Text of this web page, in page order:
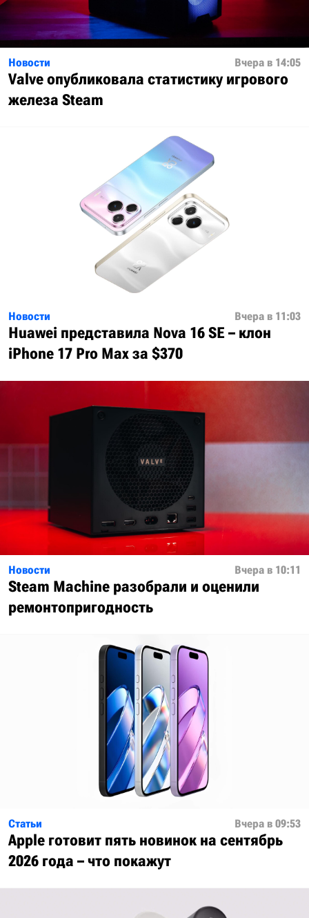
Новости Вчера в 14:05
Valve опубликовала статистику игрового
железа Steam
Новости Вчера в 11:03
Huawei представила Nova 16 SE – клон
iPhone 17 Pro Max за $370
Новости Вчера в 10:11
Steam Machine разобрали и оценили
ремонтопригодность
Статьи Вчера в 09:53
Apple готовит пять новинок на сентябрь
2026 года – что покажут